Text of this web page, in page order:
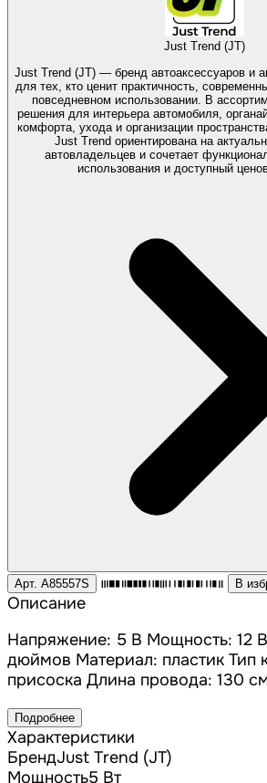
Just Trend (JT)
Just Trend (JT) — бренд автоаксессуаров и
для тех, кто ценит практичность,
повседневном использовании. В
решения для интерьера автомобиля,
комфорта, ухода и организации
Just Trend ориентирована на
автовладельцев и сочетает
использования и доступный
Арт. A85557S В
Описание
Напряжение: 5 В Мощность: 12
дюймов Материал: пластик Тип
присоска Длина провода: 130
Подробнее
Характеристики
БрендJust Trend (JT)
Мощность5 Вт